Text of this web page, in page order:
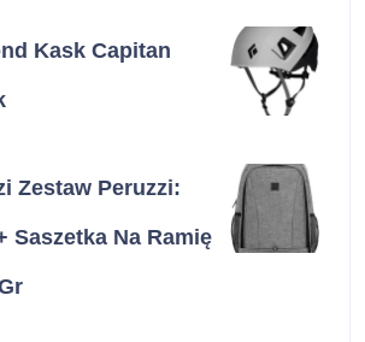
Kask Capitan
Zestaw Peruzzi:
Saszetka Na Ramię